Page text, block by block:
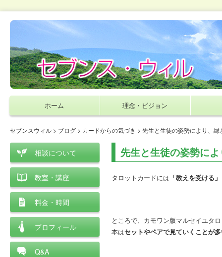
ホーム 理念・ビジョン
セブンスウィル > ブログ > カードからの気づき > 先生と生徒の姿勢により、
先生と生徒の姿勢に
タロットカードには 「教えを受ける」
ところで、カモワン版マルセイユタ
本はセットやペアで見ていくことが
相談について
教室・講座
料金・時間
プロフィール
Q&A